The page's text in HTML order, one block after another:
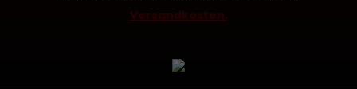
Versandkosten.